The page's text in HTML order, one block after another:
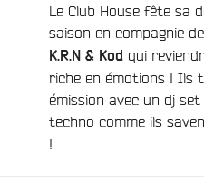
Le Club House fête sa
saison en compagnie de
K.R.N & Kod qui
riche en émotions ! Ils
émission avec un dj
techno comme ils
!